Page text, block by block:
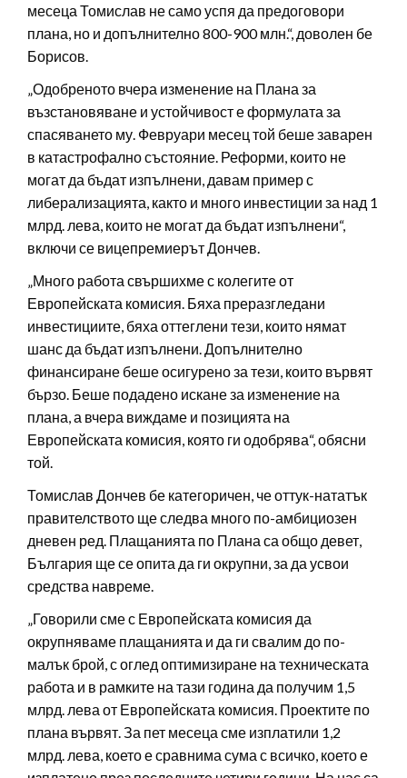
месеца Томислав не само успя да предоговори
плана, но и допълнително 800-900 млн.“, доволен бе
Борисов.
„Одобреното вчера изменение на Плана за
възстановяване и устойчивост е формулата за
спасяването му. Февруари месец той беше заварен
в катастрофално състояние. Реформи, които не
могат да бъдат изпълнени, давам пример с
либерализацията, както и много инвестиции за над 1
млрд. лева, които не могат да бъдат изпълнени“,
включи се вицепремиерът Дончев.
„Много работа свършихме с колегите от
Европейската комисия. Бяха преразгледани
инвестициите, бяха оттеглени тези, които нямат
шанс да бъдат изпълнени. Допълнително
финансиране беше осигурено за тези, които вървят
бързо. Беше подадено искане за изменение на
плана, а вчера виждаме и позицията на
Европейската комисия, която ги одобрява“, обясни
той.
Томислав Дончев бе категоричен, че оттук-нататък
правителството ще следва много по-амбициозен
дневен ред. Плащанията по Плана са общо девет,
България ще се опита да ги окрупни, за да усвои
средства навреме.
„Говорили сме с Европейската комисия да
окрупняваме плащанията и да ги свалим до по-
малък брой, с оглед оптимизиране на техническата
работа и в рамките на тази година да получим 1,5
млрд. лева от Европейската комисия. Проектите по
плана вървят. За пет месеца сме изплатили 1,2
млрд. лева, което е сравнима сума с всичко, което е